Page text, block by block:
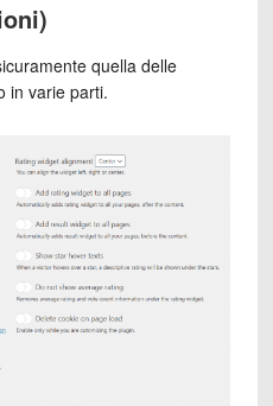
quella delle
in varie parti.